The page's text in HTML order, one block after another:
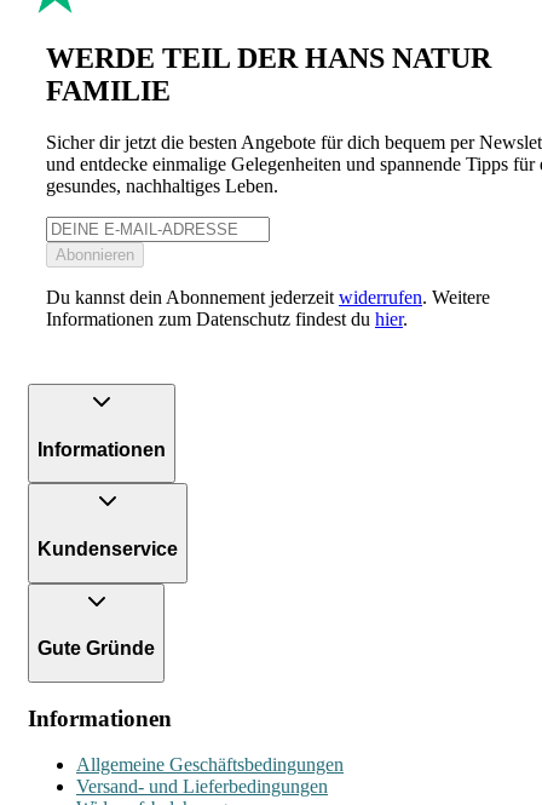
WERDE TEIL DER HANS NATUR
FAMILIE
Sicher dir jetzt die besten Angebote für dich bequem per
und entdecke einmalige Gelegenheiten und spannende Tipps für
gesundes, nachhaltiges Leben.
Abonnieren
Du kannst dein Abonnement jederzeit widerrufen. Weitere
Informationen zum Datenschutz findest du hier.
Informationen
Kundenservice
Gute Gründe
Informationen
Allgemeine Geschäftsbedingungen
Versand- und Lieferbedingungen